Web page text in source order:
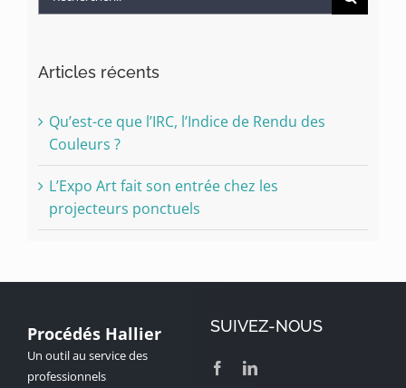
Articles récents
Qu’est-ce que l’IRC, l’Indice de Rendu des
Couleurs ?
L’Expo Art fait son entrée chez les
projecteurs ponctuels
Procédés Hallier
Un outil au service des
professionnels
SUIVEZ-NOUS